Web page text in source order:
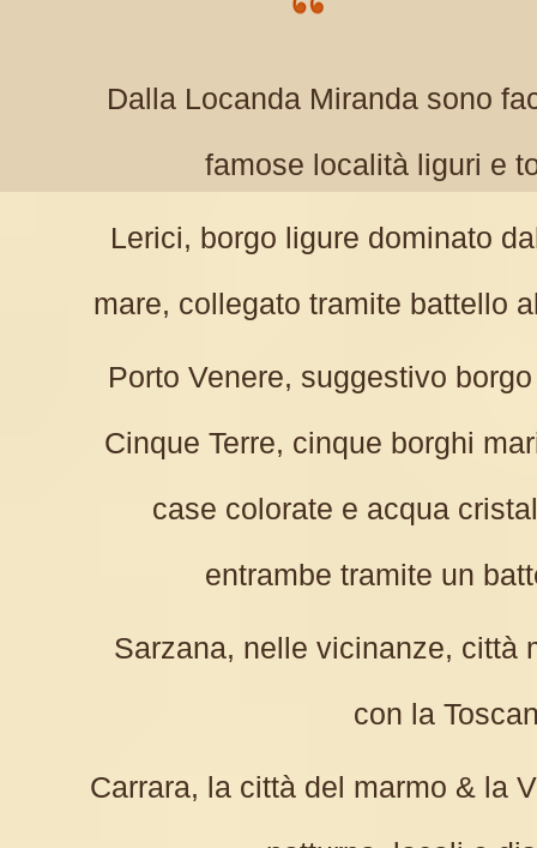
Dalla Locanda Miranda sono
famose località liguri e
Lerici, borgo ligure dominato
mare, collegato tramite battello
Porto Venere, suggestivo
Cinque Terre, cinque borghi
case colorate e acqua
entrambe tramite un
Sarzana, nelle vicinanze, città
con la
Carrara, la città del marmo & la